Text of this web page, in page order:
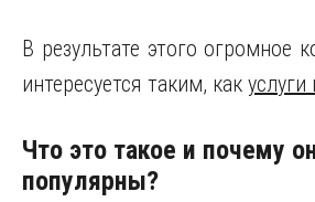
В результате этого огромное
интересуется таким, как услуги
Что это такое и почему
популярны?